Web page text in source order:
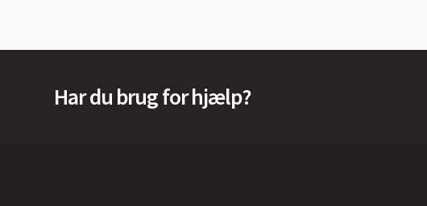
Har du brug for hjælp?